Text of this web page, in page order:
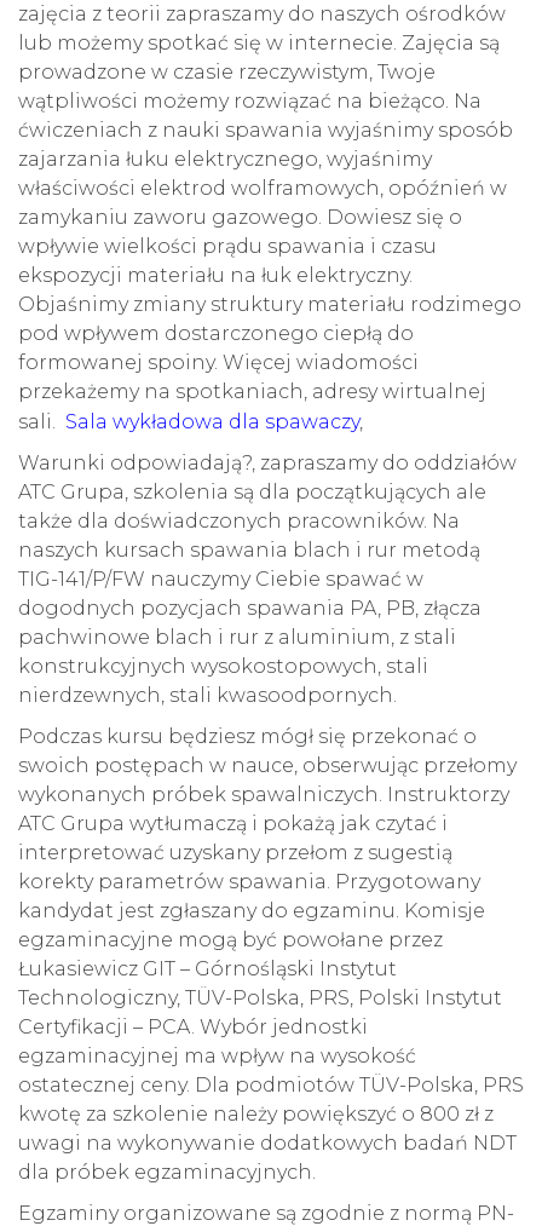
zajęcia z teorii zapraszamy do naszych ośrodków
lub możemy spotkać się w internecie. Zajęcia są
prowadzone w czasie rzeczywistym, Twoje
wątpliwości możemy rozwiązać na bieżąco. Na
ćwiczeniach z nauki spawania wyjaśnimy sposób
zajarzania łuku elektrycznego, wyjaśnimy
właściwości elektrod wolframowych, opóźnień w
zamykaniu zaworu gazowego. Dowiesz się o
wpływie wielkości prądu spawania i czasu
ekspozycji materiału na łuk elektryczny.
Objaśnimy zmiany struktury materiału rodzimego
pod wpływem dostarczonego ciepłą do
formowanej spoiny. Więcej wiadomości
przekażemy na spotkaniach, adresy wirtualnej
sali. Sala wykładowa dla spawaczy,
Warunki odpowiadają?, zapraszamy do oddziałów
ATC Grupa, szkolenia są dla początkujących ale
także dla doświadczonych pracowników. Na
naszych kursach spawania blach i rur metodą
TIG-141/P/FW nauczymy Ciebie spawać w
dogodnych pozycjach spawania PA, PB, złącza
pachwinowe blach i rur z aluminium, z stali
konstrukcyjnych wysokostopowych, stali
nierdzewnych, stali kwasoodpornych.
Podczas kursu będziesz mógł się przekonać o
swoich postępach w nauce, obserwując przełomy
wykonanych próbek spawalniczych. Instruktorzy
ATC Grupa wytłumaczą i pokażą jak czytać i
interpretować uzyskany przełom z sugestią
korekty parametrów spawania. Przygotowany
kandydat jest zgłaszany do egzaminu. Komisje
egzaminacyjne mogą być powołane przez
Łukasiewicz GIT – Górnośląski Instytut
Technologiczny, TÜV-Polska, PRS, Polski Instytut
Certyfikacji – PCA. Wybór jednostki
egzaminacyjnej ma wpływ na wysokość
ostatecznej ceny. Dla podmiotów TÜV-Polska, PRS
kwotę za szkolenie należy powiększyć o 800 zł z
uwagi na wykonywanie dodatkowych badań NDT
dla próbek egzaminacyjnych.
Egzaminy organizowane są zgodnie z normą PN-